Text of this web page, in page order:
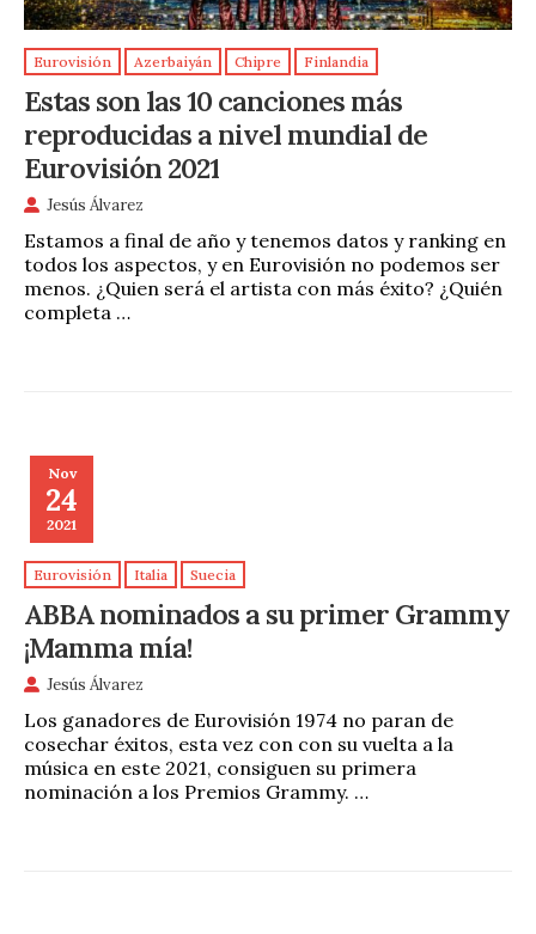
Eurovisión Azerbaiyán Chipre Finlandia
Estas son las 10 canciones más
reproducidas a nivel mundial de
Eurovisión 2021
Jesús Álvarez
Estamos a final de año y tenemos datos y ranking en
todos los aspectos, y en Eurovisión no podemos ser
menos. ¿Quien será el artista con más éxito? ¿Quién
completa …
Nov
24
2021
Eurovisión Italia Suecia
ABBA nominados a su primer Grammy
¡Mamma mía!
Jesús Álvarez
Los ganadores de Eurovisión 1974 no paran de
cosechar éxitos, esta vez con con su vuelta a la
música en este 2021, consiguen su primera
nominación a los Premios Grammy. …